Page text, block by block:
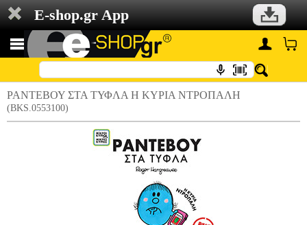
E-shop.gr App
ΡΑΝΤΕΒΟΥ ΣΤΑ ΤΥΦΛΑ Η ΚΥΡΙΑ ΝΤΡΟΠΑΛΗ
(BKS.0553100)